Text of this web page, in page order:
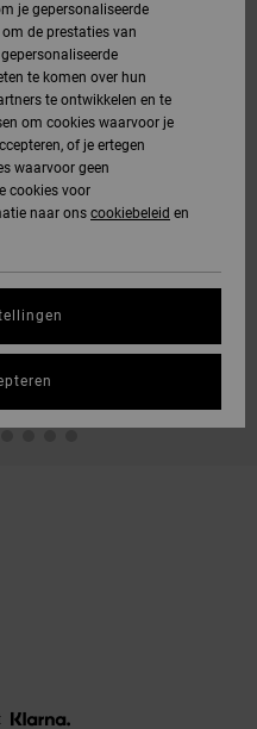
je gepersonaliseerde
de prestaties van
te komen over hun
te ontwikkelen en te
om cookies waarvoor je
of je ertegen
waarvoor geen
cookies voor
naar ons cookiebeleid en